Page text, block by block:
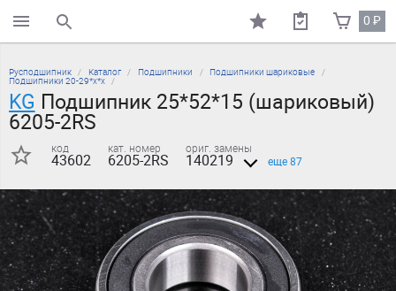
поиск по каталогу 0₽
Русподшипник Каталог Подшипники Подшипники шариковые
Подшипники 20-29*х*х
KG Подшипник 25*52*15 (шариковый)
6205-2RS
код
43602
кат. номер
6205-2RS
ориг. замены
140219 еще 87